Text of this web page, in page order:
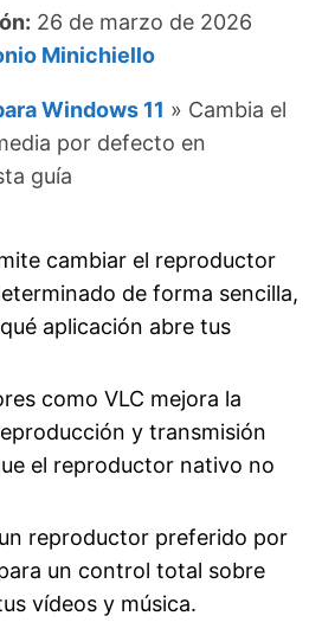
26 de marzo de 2026
Minichiello
Windows 11 » Cambia el
por defecto en
guía
cambiar el reproductor
de forma sencilla,
aplicación abre tus
como VLC mejora la
y transmisión
el reproductor nativo no
reproductor preferido por
un control total sobre
vídeos y música.